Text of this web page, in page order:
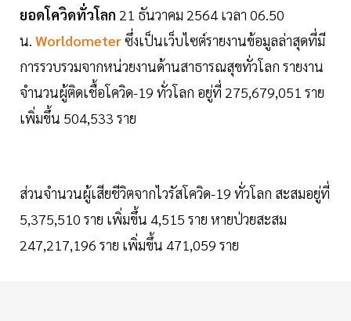
ยอดโควิดทั่วโลก 21 ธันวาคม 2564 เวลา 06.50
น. Worldometerซึ่งเป็นเว็บไซต์รายงานข้อมูลล่าสุดที่มี
การรวบรวมจากหน่วยงานด้านสาธารณสุขทั่วโลก รายงาน
จำนวนผู้ติดเชื้อโควิด-19 ทั่วโลก อยู่ที่ 275,679,051 ราย
เพิ่มขึ้น 504,533 ราย
ส่วนจำนวนผู้เสียชีวิตจากไวรัสโควิด-19 ทั่วโลก สะสมอยู่ที่
5,375,510 ราย เพิ่มขึ้น 4,515 ราย หายป่วยสะสม
247,217,196 ราย เพิ่มขึ้น 471,059 ราย